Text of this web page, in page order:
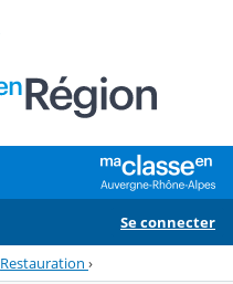
Se connecter
Restauration ›